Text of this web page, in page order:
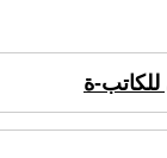
للكاتب-ة